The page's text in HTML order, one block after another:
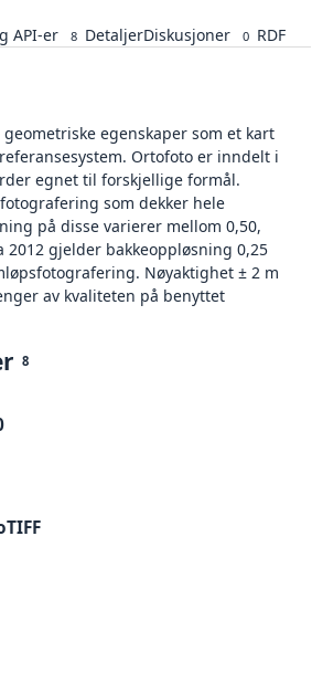
API-er 8 DetaljerDiskusjoner 0 RDF
egenskaper som et kart
Ortofoto er inndelt i
egnet til forskjellige formål.
som dekker hele
på disse varierer mellom 0,50,
2012 gjelder bakkeoppløsning 0,25
Nøyaktighet ± 2 m
av kvaliteten på benyttet
8